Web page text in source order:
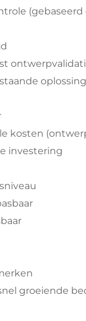
kosten
investering
groeiende